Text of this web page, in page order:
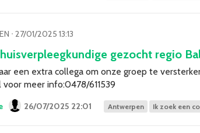
ᐧ 27/01/2025 13:13
gezocht regio
een extra collega om onze groep te
voor meer info:0478/611539
26/07/2025 22:01 Antwerpen Ik zoek een